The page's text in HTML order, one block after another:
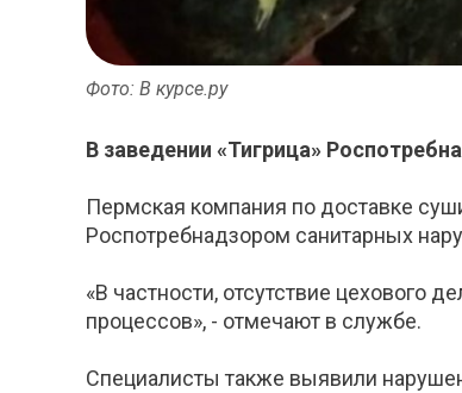
Фото: В курсе.ру
В заведении «Тигрица»
Пермская компания по доставке
Роспотребнадзором санитарных
«В частности, отсутствие цехового
процессов», - отмечают в службе.
Специалисты также выявили